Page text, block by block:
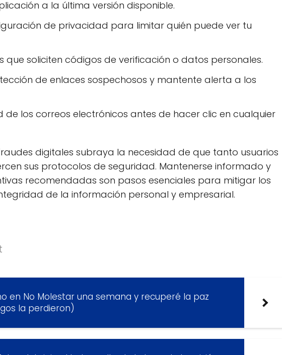
a la última versión disponible.
de privacidad para limitar quién puede ver tu
que soliciten códigos de verificación o datos personales.
de enlaces sospechosos y mantente alerta a los
los correos electrónicos antes de hacer clic en cualquier
digitales subraya la necesidad de que tanto usuarios
sus protocolos de seguridad. Mantenerse informado y
recomendadas son pasos esenciales para mitigar los
de la información personal y empresarial.
en No Molestar una semana y recuperé la paz
la perdieron)